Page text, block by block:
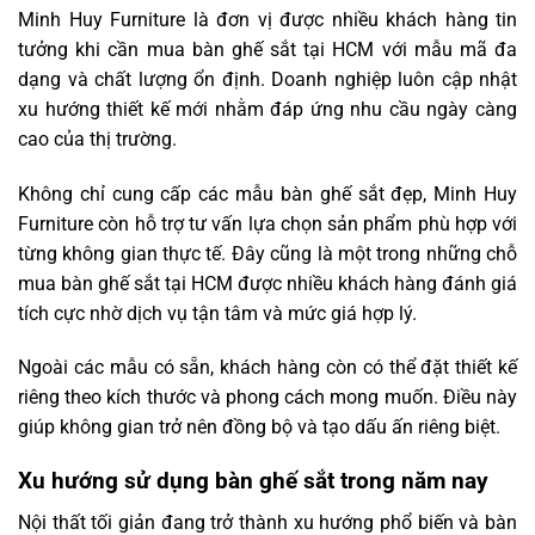
Minh Huy Furniture là đơn vị được nhiều khách hàng tin
tưởng khi cần mua bàn ghế sắt tại HCM với mẫu mã đa
dạng và chất lượng ổn định. Doanh nghiệp luôn cập nhật
xu hướng thiết kế mới nhằm đáp ứng nhu cầu ngày càng
cao của thị trường.
Không chỉ cung cấp các mẫu bàn ghế sắt đẹp, Minh Huy
Furniture còn hỗ trợ tư vấn lựa chọn sản phẩm phù hợp với
từng không gian thực tế. Đây cũng là một trong những chỗ
mua bàn ghế sắt tại HCM được nhiều khách hàng đánh giá
tích cực nhờ dịch vụ tận tâm và mức giá hợp lý.
Ngoài các mẫu có sẵn, khách hàng còn có thể đặt thiết kế
riêng theo kích thước và phong cách mong muốn. Điều này
giúp không gian trở nên đồng bộ và tạo dấu ấn riêng biệt.
Xu hướng sử dụng bàn ghế sắt trong năm nay
Nội thất tối giản đang trở thành xu hướng phổ biến và bàn